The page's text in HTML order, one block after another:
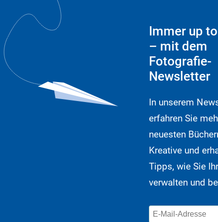
Immer up
– mit dem
Fotografie-
Newsletter
In unserem
erfahren Sie
neuesten
Kreative und
Tipps, wie Sie
verwalten und